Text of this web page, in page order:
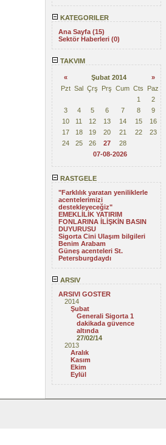
KATEGORILER
Ana Sayfa (15)
Sektör Haberleri (0)
TAKVIM
« Şubat 2014
»
Pzt Sal Çrş Prş Cum Cts
Paz
1
2
3
4 5 6 7 8
9
10
11 12 13 14 15
16
17
18 19 20 21 22
23
24
25 26 27
28
07-08-2026
RASTGELE
"Farklılık yaratan yeniliklerle
acentelerimizi
destekleyeceğiz"
EMEKLİLİK YATIRIM
FONLARINA İLİŞKİN BASIN
DUYURUSU
Sigorta Cini Ulaşım bilgileri
Benim Arabam
Güneş acenteleri St.
Petersburgdaydı
ARSIV
ARSIVI GOSTER
2014
Şubat
Generali Sigorta 1
dakikada güvence
altında
27/02/14
2013
Aralık
Kasım
Ekim
Eylül